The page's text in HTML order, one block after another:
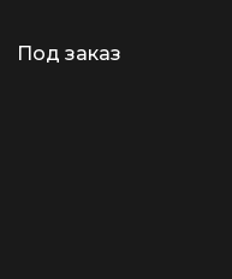
Под заказ